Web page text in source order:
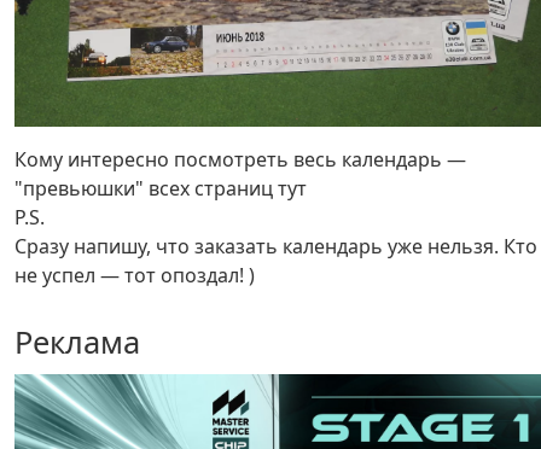
Кому интересно посмотреть весь календарь —
"превьюшки" всех страниц тут
P.S.
Сразу напишу, что заказать календарь уже нельзя. Кто
не успел — тот опоздал! )
Реклама